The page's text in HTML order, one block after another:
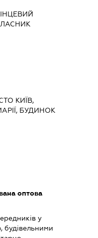
КИЇВ,
БУДИНОК
оптова
у
будівельними